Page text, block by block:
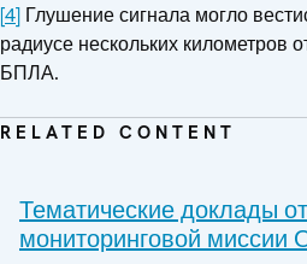
[4] Глушение сигнала могло
радиусе нескольких километров
БПЛА.
RELATED CONTENT
Тематические доклады
мониторинговой миссии